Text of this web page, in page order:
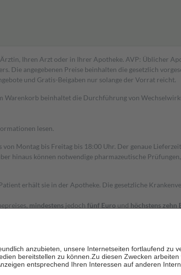
Ihren Arzt oder in Ihrer Apotheke. AVP: Üblicher
angegebenen Preise beinhalten die gesetzlich
und Gratis-Beigaben nur solange der Vorrat reicht.
beinhaltet die Durchführung von
lesen.
Montag bis Freitag bis 18:00 Uhr. Der genaue
hinaus können notwendige pharmazeutische
erhält sie in der Apotheke. Die gesetzliche
mindestens jedoch fünf Euro und höchstens zehn
besondere Stellung der Familie zu unterstützen, fallen
Fahrkosten